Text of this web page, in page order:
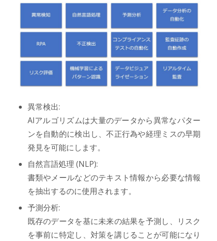
異常検出:
AIアルゴリズムは大量のデータから異常なパター
ンを自動的に検出し、不正行為や経理ミスの早期
発見を可能にします。
自然言語処理 (NLP):
書類やメールなどのテキスト情報から必要な情報
を抽出するのに使用されます。
予測分析:
既存のデータを基に未来の結果を予測し、リスク
を事前に特定し、対策を講じることが可能になり